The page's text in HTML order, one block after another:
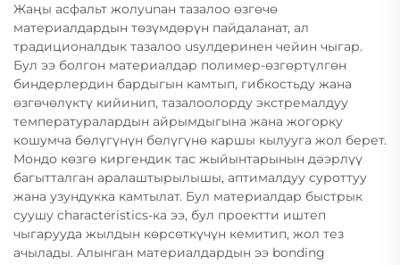
Жаңы асфальт жолуunан тазалоо өзгөчө
материалдардын төзүмдөрүн пайдаланат, ал
традиционалдык тазалоо usулдеринен чейин чыгар.
Бул ээ болгон материалдар полимер-өзгөртүлгөн
биндерлердин бардыгын камтып, гибкостьду жана
өзгөчөлүктү кийинип, тазалоолорду экстремалдуу
температуралардын айрымдыгына жана жогорку
кошумча бөлүгүнүн бөлүгүнө каршы кылууга жол берет.
Мондо көзгө киргендик тас жыйынтарынын дәэрлүү
багытталган аралаштырылышы, аптималдуу суроттуу
жана узундукка камтылат. Бул материалдар быстрык
суушу characteristics-ка ээ, бул проектти иштеп
чыгарууда жылдын көрсөткүчүн кемитип, жол тез
ачылады. Алынган материалдардын ээ bonding